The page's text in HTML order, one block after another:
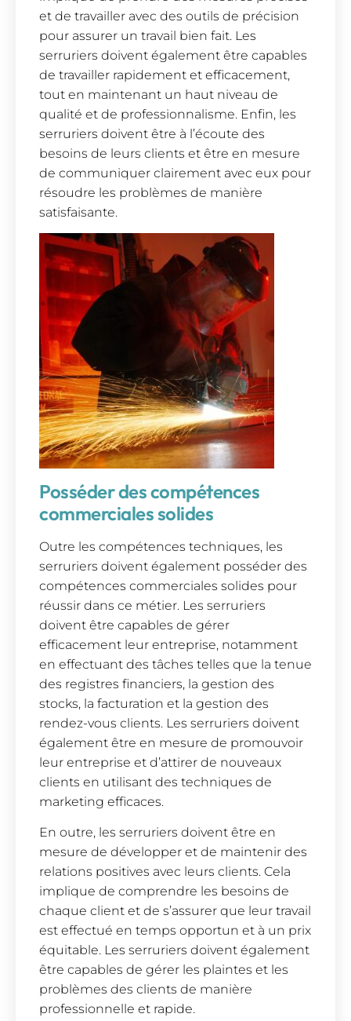
et de travailler avec des outils de précision
pour assurer un travail bien fait. Les
serruriers doivent également être capables
de travailler rapidement et efficacement,
tout en maintenant un haut niveau de
qualité et de professionnalisme. Enfin, les
serruriers doivent être à l’écoute des
besoins de leurs clients et être en mesure
de communiquer clairement avec eux pour
résoudre les problèmes de manière
satisfaisante.
Posséder des compétences
commerciales solides
Outre les compétences techniques, les
serruriers doivent également posséder des
compétences commerciales solides pour
réussir dans ce métier. Les serruriers
doivent être capables de gérer
efficacement leur entreprise, notamment
en effectuant des tâches telles que la tenue
des registres financiers, la gestion des
stocks, la facturation et la gestion des
rendez-vous clients. Les serruriers doivent
également être en mesure de promouvoir
leur entreprise et d’attirer de nouveaux
clients en utilisant des techniques de
marketing efficaces.
En outre, les serruriers doivent être en
mesure de développer et de maintenir des
relations positives avec leurs clients. Cela
implique de comprendre les besoins de
chaque client et de s’assurer que leur travail
est effectué en temps opportun et à un prix
équitable. Les serruriers doivent également
être capables de gérer les plaintes et les
problèmes des clients de manière
professionnelle et rapide.